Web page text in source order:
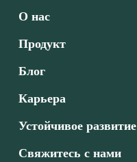
О нас
Продукт
Блог
Карьера
Устойчивое развитие
Свяжитесь с нами